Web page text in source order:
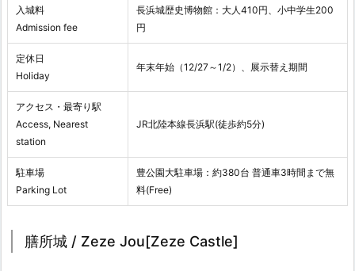
入城料
Admission fee
長浜城歴史博物館：大人410円、小中学生200
円
定休日
Holiday
年末年始（12/27～1/2）、展示替え期間
アクセス・最寄り駅
Access, Nearest
station
JR北陸本線長浜駅(徒歩約5分)
駐車場
Parking Lot
豊公園大駐車場：約380台 普通車3時間まで無
料(Free)
膳所城 / Zeze Jou[Zeze Castle]